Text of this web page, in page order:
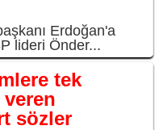
Erdoğan'a
lideri Önder...
tek
veren
sözler